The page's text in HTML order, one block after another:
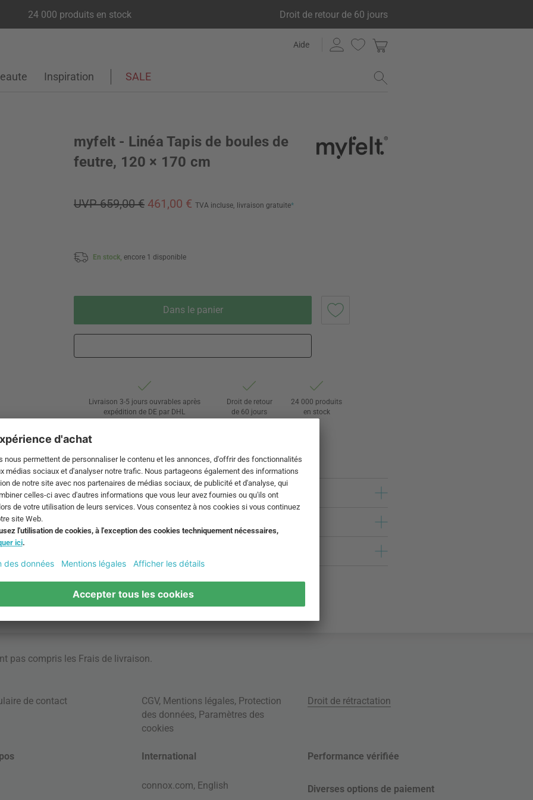
24 000 produits en stock Droit de retour de 60 jours
Aide
Inspiration SALE
myfelt - Linéa Tapis de boules de
feutre, 120 × 170 cm
UVP 659,00 € 461,00 € TVA incluse, livraison gratuite*
En stock, encore 1 disponible
Dans le panier
Livraison 3-5 jours ouvrables après
expédition de DE par DHL
Droit de retour
de 60 jours
24 000 produits
en stock
pas compris les Frais de livraison.
de contact CGV, Mentions légales, Protection
des données, Paramètres des
cookies
Droit de rétractation
International
connox.com, English
Performance vérifiée
Diverses options de paiement